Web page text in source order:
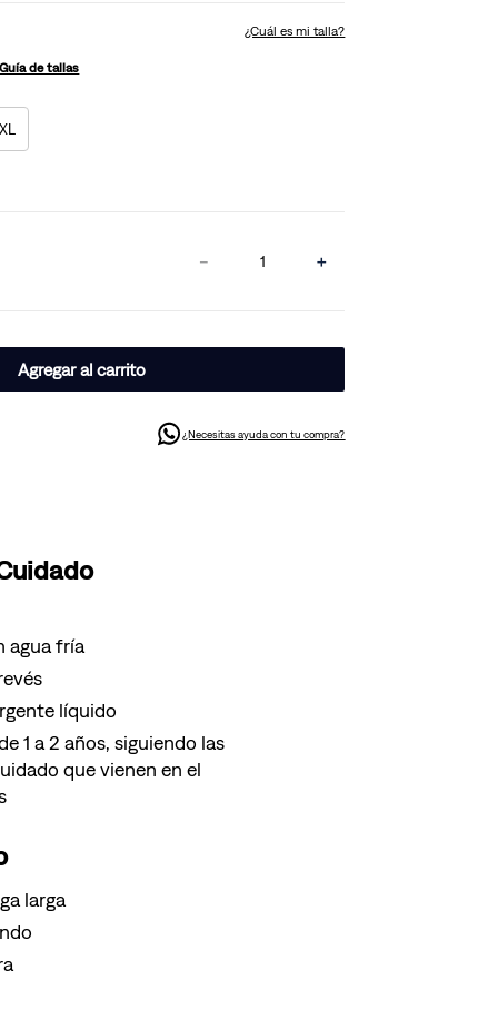
¿Cuál es mi talla?
Guía de tallas
＋
－
Agregar al carrito
¿Necesitas ayuda con tu compra?
agua fría
líquido
1 a 2 años, siguiendo las
que vienen en el
larga